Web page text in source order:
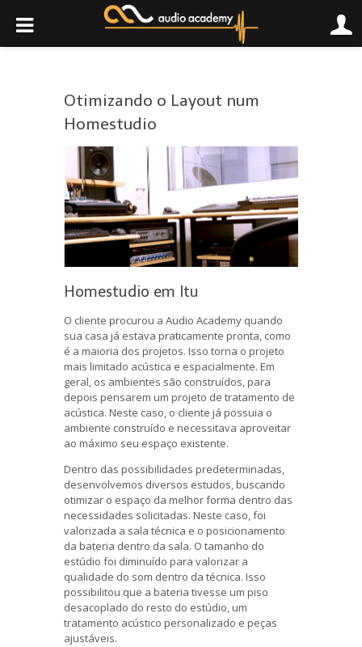
Otimizando o Layout num
Homestudio
Homestudio em Itu
O cliente procurou a Audio Academy quando
sua casa já estava praticamente pronta, como
é a maioria dos projetos. Isso torna o projeto
mais limitado acústica e espacialmente. Em
geral, os ambientes são construídos, para
depois pensarem um projeto de tratamento de
acústica. Neste caso, o cliente já possuia o
ambiente construído e necessitava aproveitar
ao máximo seu espaço existente.
Dentro das possibilidades predeterminadas,
desenvolvemos diversos estudos, buscando
otimizar o espaço da melhor forma dentro das
necessidades solicitadas. Neste caso, foi
valorizada a sala técnica e o posicionamento
da bateria dentro da sala. O tamanho do
estúdio foi diminuído para valorizar a
qualidade do som dentro da técnica. Isso
possibilitou que a bateria tivesse um piso
desacoplado do resto do estúdio, um
tratamento acústico personalizado e peças
ajustáveis.